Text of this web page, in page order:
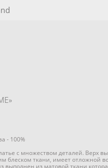
- 100%
с множеством деталей. Верх
блеском ткани, имеет отложной
выполнен из матовой ткани